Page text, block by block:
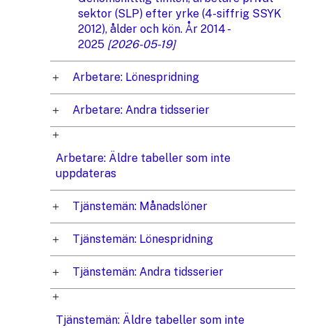
sektor (SLP) efter yrke (4-siffrig SSYK
2012), ålder och kön. År 2014 -
2025 [2026-05-19]
Arbetare: Lönespridning
Arbetare: Andra tidsserier
Arbetare: Äldre tabeller som inte
uppdateras
Tjänstemän: Månadslöner
Tjänstemän: Lönespridning
Tjänstemän: Andra tidsserier
Tjänstemän: Äldre tabeller som inte